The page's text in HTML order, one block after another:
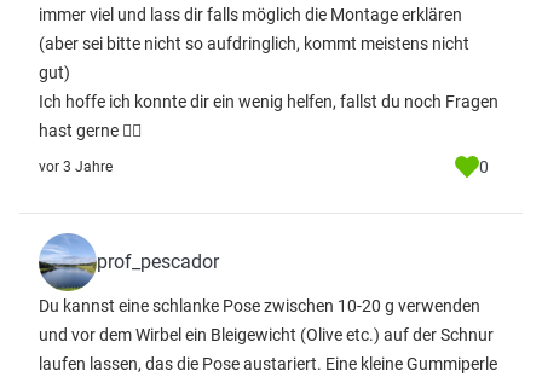
immer viel und lass dir falls möglich die Montage erklären
(aber sei bitte nicht so aufdringlich, kommt meistens nicht
gut)
Ich hoffe ich konnte dir ein wenig helfen, fallst du noch Fragen
hast gerne 👍🏼
vor 3 Jahre 0
prof_pescador
Du kannst eine schlanke Pose zwischen 10-20 g verwenden
und vor dem Wirbel ein Bleigewicht (Olive etc.) auf der Schnur
laufen lassen, das die Pose austariert. Eine kleine Gummiperle